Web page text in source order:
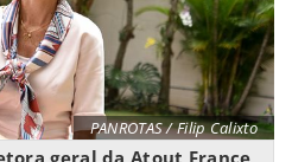
PANROTAS / Filip Calixto
geral da Atout France